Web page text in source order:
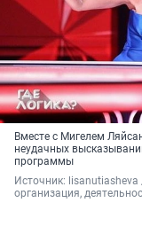
Вместе с Мигелем
неудачных
программы
Источник:
организация,